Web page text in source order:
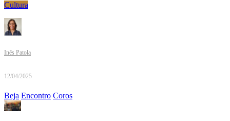
Cultura
Inês Patola
12/04/2025
Beja Encontro Coros